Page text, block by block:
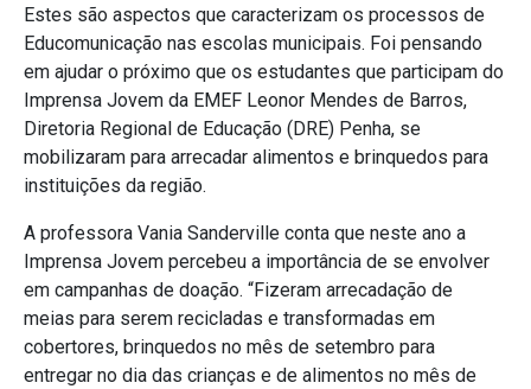
Estes são aspectos que caracterizam os processos de
Educomunicação nas escolas municipais. Foi pensando
em ajudar o próximo que os estudantes que participam do
Imprensa Jovem da EMEF Leonor Mendes de Barros,
Diretoria Regional de Educação (DRE) Penha, se
mobilizaram para arrecadar alimentos e brinquedos para
instituições da região.
A professora Vania Sanderville conta que neste ano a
Imprensa Jovem percebeu a importância de se envolver
em campanhas de doação. “Fizeram arrecadação de
meias para serem recicladas e transformadas em
cobertores, brinquedos no mês de setembro para
entregar no dia das crianças e de alimentos no mês de